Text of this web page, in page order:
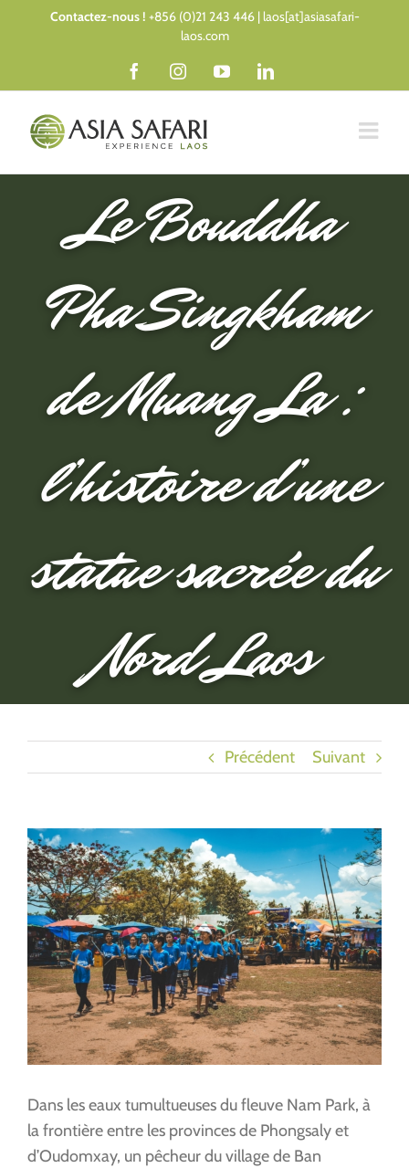
Contactez-nous ! +856 (0)21 243 446 | laos[at]asiasafari-
laos.com
FacebookInstagramYouTubeLinkedIn
Le Bouddha
Pha Singkham
de Muang La :
l’histoire d’une
statue sacrée du
Nord Laos
Précédent Suivant
Voir
l'image
agrandie
Dans les eaux tumultueuses du fleuve Nam Park, à
la frontière entre les provinces de Phongsaly et
d’Oudomxay, un pêcheur du village de Ban